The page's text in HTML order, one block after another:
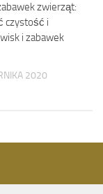
zwierząt:
czystość i
i zabawek
2020